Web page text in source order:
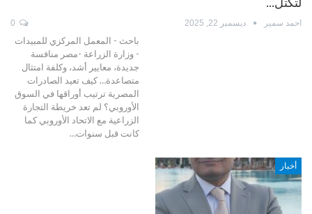
احمد سمير ديسمبر 22, 2025
باحث - المعمل المركزي للمبيدات
- وزارة الزراعة -مصر منافسة
جديدة، معايير أشد، وكلفة امتثال
متصاعدة… كيف تعيد الصادرات
المصرية ترتيب أوراقها في السوق
الأوروبي؟ لم تعد خريطة التجارة
الزراعية مع الاتحاد الأوروبي كما
كانت قبل سنوات…
أخبار